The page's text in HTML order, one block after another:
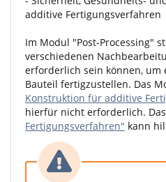
additive Fertigungsverfahren
Im Modul "Post-Processing"
verschiedenen
erforderlich sein können, um
Bauteil fertigzustellen. Das
Konstruktion für additive
hierfür nicht erforderlich.
Fertigungsverfahren" kann